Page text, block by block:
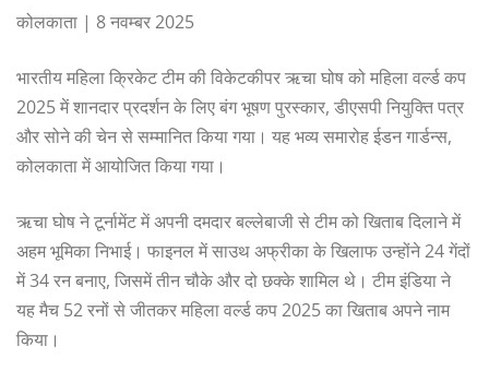
कोलकाता | 8 नवम्बर 2025
भारतीय महिला क्रिकेट टीम की विकेटकीपर ऋचा घोष को महिला वर्ल्ड कप
2025 में शानदार प्रदर्शन के लिए बंग भूषण पुरस्कार, डीएसपी नियुक्ति पत्र
और सोने की चेन से सम्मानित किया गया। यह भव्य समारोह ईडन गार्डन्स,
कोलकाता में आयोजित किया गया।
ऋचा घोष ने टूर्नामेंट में अपनी दमदार बल्लेबाजी से टीम को खिताब दिलाने में
अहम भूमिका निभाई। फाइनल में साउथ अफ्रीका के खिलाफ उन्होंने 24 गेंदों
में 34 रन बनाए, जिसमें तीन चौके और दो छक्के शामिल थे। टीम इंडिया ने
यह मैच 52 रनों से जीतकर महिला वर्ल्ड कप 2025 का खिताब अपने नाम
किया।